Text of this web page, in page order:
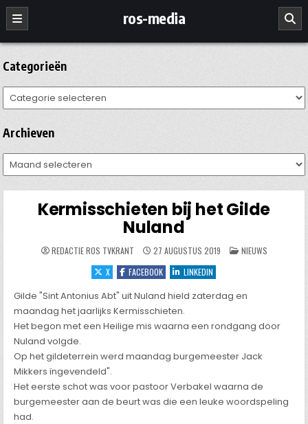
Ga
naar
de
inhoud
ros-media
Categorieën
Categorieën
Archieven
Archieven
Kermisschieten bij het Gilde
Nuland
REDACTIE ROS TVKRANT 27 AUGUSTUS 2019 GEPLAATST
IN
NIEUWS
X
FACEBOOK LINKEDIN
Gilde "Sint Antonius Abt" uit Nuland hield zaterdag en
maandag het jaarlijks Kermisschieten.
Het begon met een Heilige mis waarna een rondgang door
Nuland volgde.
Op het gildeterrein werd maandag burgemeester Jack
Mikkers ïngevendeld".
Het eerste schot was voor pastoor Verbakel waarna de
burgemeester aan de beurt was die een leuke woordspeling
had.